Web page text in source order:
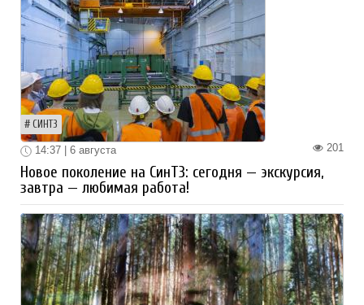
СИНТЗ
201
14:37 | 6 августа
Новое поколение на СинТЗ: сегодня — экскурсия,
завтра — любимая работа!